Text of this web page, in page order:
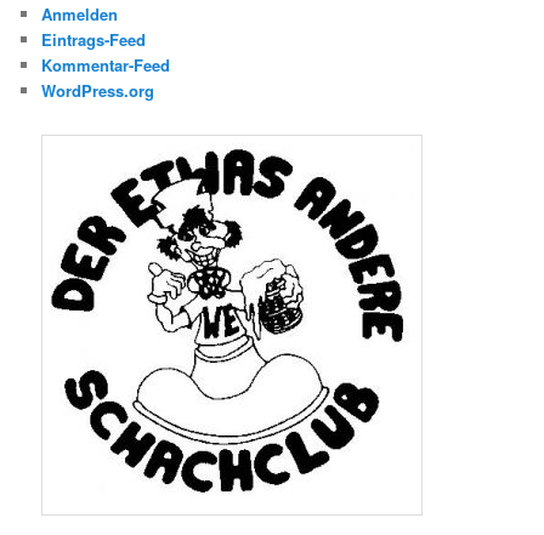
Anmelden
Eintrags-Feed
Kommentar-Feed
WordPress.org